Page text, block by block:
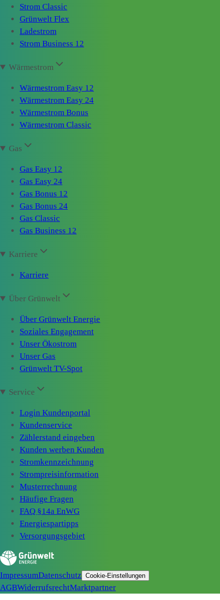
Strom Classic
Grünwelt Flex
Ladestrom
Strom Business 12
Wärmestrom
Wärmestrom Easy 12
Wärmestrom Easy 24
Wärmestrom Bonus
Wärmestrom Classic
Gas
Gas Easy 12
Gas Easy 24
Gas Bonus 12
Gas Bonus 24
Gas Classic
Gas Business 12
Karriere
Karriere
Über Grünwelt
Über Grünwelt Energie
Soziales Engagement
Unser Ökostrom
Unser Gas
Grünwelt TV-Spot
Service
Login Kundenportal
Kundenservice
Zählerstand eingeben
Kunden werben Kunden
Stromkennzeichnung
Strompreisinformation
Musterrechnung
Häufige Fragen
FAQ §14a EnWG
Energiespartipps
Versorgungsgebiet
ImpressumDatenschutz Cookie-Einstellungen
AGBWiderrufsrechtMarktpartner